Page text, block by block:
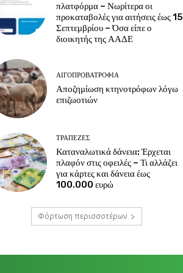
πλατφόρμα – Νωρίτερα οι
προκαταβολές για αιτήσεις έως 15
Σεπτεμβρίου – Όσα είπε ο
διοικητής της ΑΑΔΕ
ΑΙΓΟΠΡΟΒΑΤΡΟΦΊΑ
Αποζημίωση κτηνοτρόφων λόγω
επιζωοτιών
ΤΡΆΠΕΖΕΣ
Καταναλωτικά δάνεια: Έρχεται
πλαφόν στις οφειλές – Τι αλλάζει
για κάρτες και δάνεια έως
100.000 ευρώ
Φόρτωση περισσοτέρων